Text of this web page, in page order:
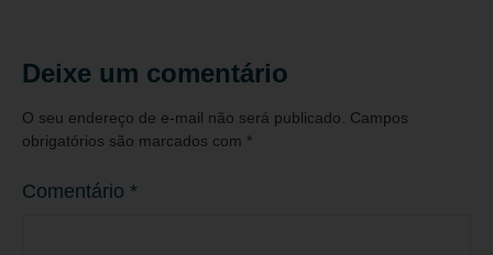
Deixe um comentário
O seu endereço de e-mail não será publicado. Campos
obrigatórios são marcados com *
Comentário *